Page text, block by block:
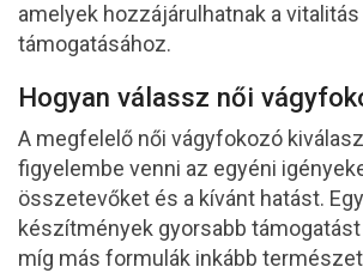
amelyek hozzájárulhatnak a vitalitás
támogatásához.
Hogyan válassz női
A megfelelő női vágyfokozó
figyelembe venni az egyéni
összetevőket és a kívánt hatást.
készítmények gyorsabb
míg más formulák inkább